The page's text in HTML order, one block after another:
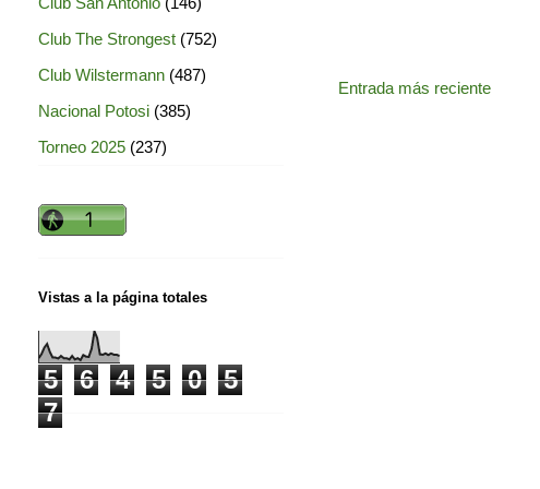
Entrada más reciente
Club The Strongest (752)
Club Wilstermann (487)
Nacional Potosi (385)
Torneo 2025 (237)
Vistas a la página totales
5 6 4 5 0
5
7